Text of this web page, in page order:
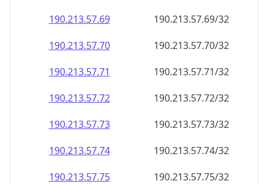
190.213.57.69
190.213.57.69/32
190.213.57.70
190.213.57.70/32
190.213.57.71
190.213.57.71/32
190.213.57.72
190.213.57.72/32
190.213.57.73
190.213.57.73/32
190.213.57.74
190.213.57.74/32
190.213.57.75
190.213.57.75/32